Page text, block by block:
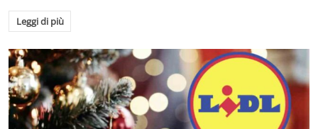
Leggi di più